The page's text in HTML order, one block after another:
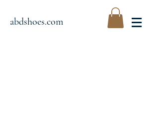
abdshoes.com